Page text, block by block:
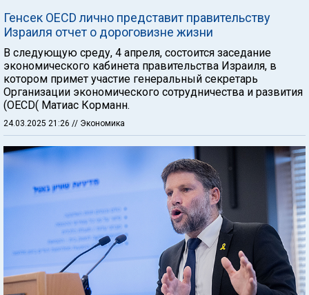
Генсек OECD лично представит правительству
Израиля отчет о дороговизне жизни
В следующую среду, 4 апреля, состоится заседание
экономического кабинета правительства Израиля, в
котором примет участие генеральный секретарь
Организации экономического сотрудничества и развития
(OECD( Матиас Корманн.
24.03.2025 21:26 // Экономика